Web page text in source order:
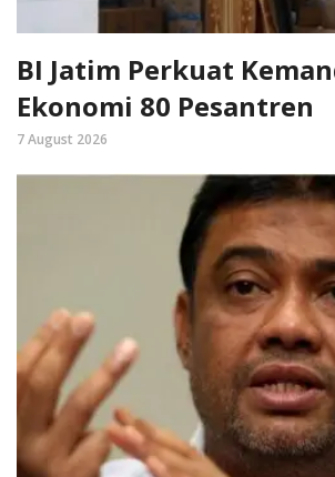
BI Jatim Perkuat
Ekonomi 80 Pesantren
7 August 2026